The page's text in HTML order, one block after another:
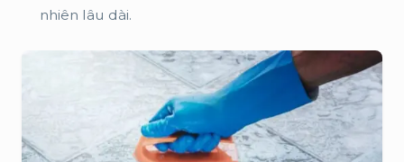
nhiên lâu dài.